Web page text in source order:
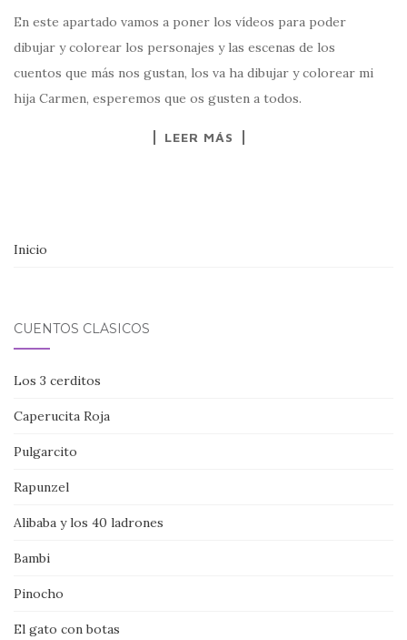
En este apartado vamos a poner los vídeos para poder
dibujar y colorear los personajes y las escenas de los
cuentos que más nos gustan, los va ha dibujar y colorear mi
hija Carmen, esperemos que os gusten a todos.
LEER MÁS
Inicio
CUENTOS CLÁSICOS
Los 3 cerditos
Caperucita Roja
Pulgarcito
Rapunzel
Alibaba y los 40 ladrones
Bambi
Pinocho
El gato con botas